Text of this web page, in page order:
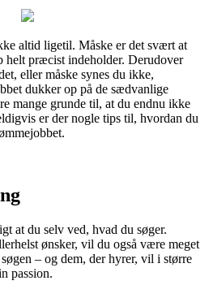
altid ligetil. Måske er det svært at
helt præcist indeholder. Derudover
eller måske synes du ikke,
dukker op på de sædvanlige
mange grunde til, at du endnu ikke
er der nogle tips til, hvordan du
at du selv ved, hvad du søger.
ønsker, vil du også være meget
– og dem, der hyrer, vil i større
passion.